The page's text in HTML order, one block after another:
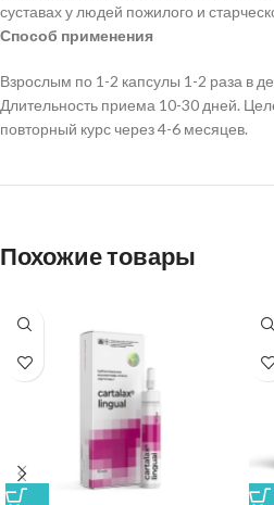
суставах у людей пожилого и
Способ применения
Взрослым по 1-2 капсулы 1-2 раза в
Длительность приема 10-30 дней.
повторный курс через 4-6 месяцев.
Похожие товары